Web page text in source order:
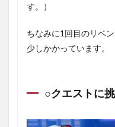
す。）
ちなみに1回目のリベ
少しかかっています。
○クエストに